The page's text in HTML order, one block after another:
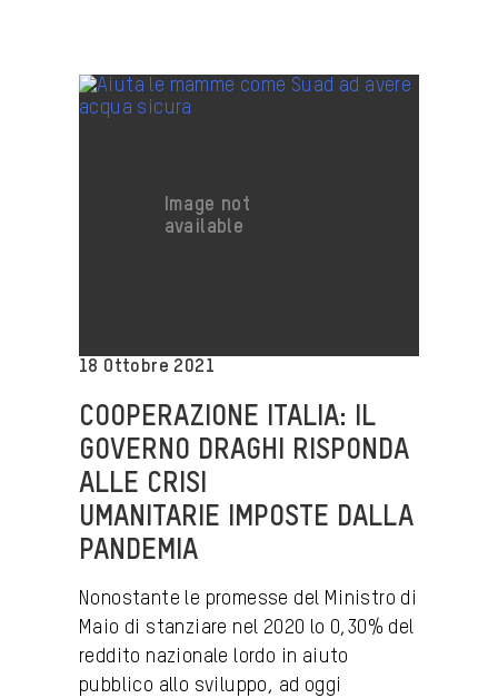
18 Ottobre 2021
COOPERAZIONE ITALIA: IL
GOVERNO DRAGHI RISPONDA
ALLE CRISI
UMANITARIE IMPOSTE DALLA
PANDEMIA
Nonostante le promesse del Ministro di
Maio di stanziare nel 2020 lo 0,30% del
reddito nazionale lordo in aiuto
pubblico allo sviluppo, ad oggi